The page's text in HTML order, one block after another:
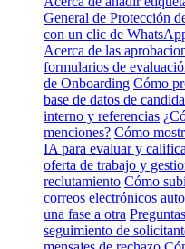
General de Protección
con un clic de
Acerca de las
formularios de
de Onboarding Cómo
base de datos de
interno y referencias
menciones? Cómo
IA para evaluar y
oferta de trabajo y
reclutamiento Cómo
correos electrónicos
una fase a otra
seguimiento de